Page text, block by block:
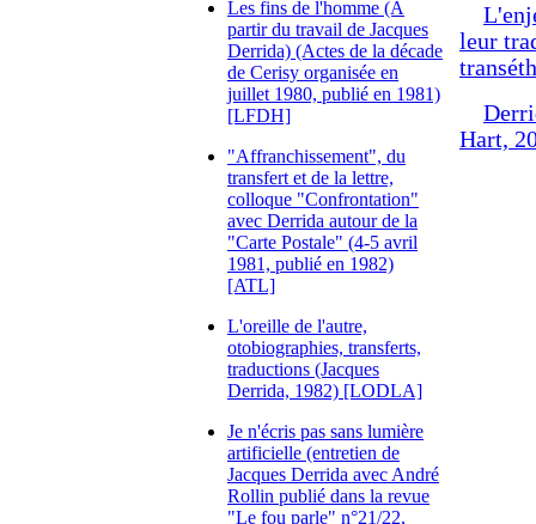
Les fins de l'homme (A
partir du travail de Jacques
Derrida) (Actes de la décade
de Cerisy organisée en
juillet 1980, publié en 1981)
[LFDH]
"Affranchissement", du
transfert et de la lettre,
colloque "Confrontation"
avec Derrida autour de la
"Carte Postale" (4-5 avril
1981, publié en 1982)
[ATL]
L'oreille de l'autre,
otobiographies, transferts,
traductions (Jacques
Derrida, 1982) [LODLA]
Je n'écris pas sans lumière
artificielle (entretien de
Jacques Derrida avec André
Rollin publié dans la revue
"Le fou parle" n°21/22,
leur
Hart,